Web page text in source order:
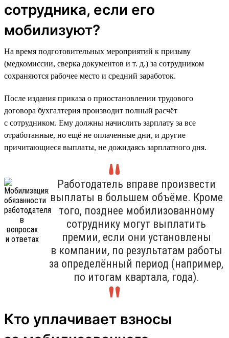
сотрудника, если его
мобилизуют?
На время подготовительных мероприятий к призыву
(медкомиссии, сверка документов и т. д.) за сотрудником
сохраняются рабочее место и средний заработок.
После издания приказа о приостановлении трудового
договора бухгалтерия производит полный расчёт
с сотрудником. Ему должны начислить зарплату за все
отработанные, но ещё не оплаченные дни, и другие
причитающиеся выплаты, не дожидаясь зарплатного дня.
Работодатель вправе произвести
выплаты в большем объёме. Кроме
того, позднее мобилизованному
сотруднику могут выплатить
премии, если они установлены
в компании, по результатам работы
за определённый период (например,
по итогам квартала, года).
Кто уплачивает взносы